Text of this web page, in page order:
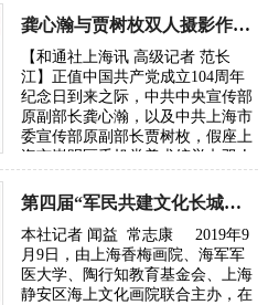
工…
龚心瀚与贾树枚双人摄影作品展在沪举办
【和通社上海讯 高级记者 范长
江】正值中国共产党成立104周年
纪念日到来之际，中共中央宣传部
原副部长龚心瀚，以及中共上海市
委宣传部原副部长贾树枚，假座上
海市崇明区千帆堂美术馆举办双人
于上海复旦…
第四届“军民共建文化长城书画展”在上海隆重举行
本社记者 闻益 常志康 2019年9
月9日，由上海香梅画院、海军军
医大学、陶行知教育基金会、上海
静安区海上文化画院联合主办，在